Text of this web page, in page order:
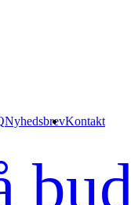
NyhedsbrevKontakt